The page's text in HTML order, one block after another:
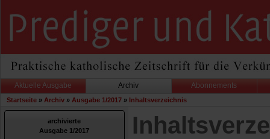
Aktuelle Ausgabe Archiv Abonnements
Startseite » Archiv » Ausgabe 1/2017 » Inhaltsverzeichnis
archivierte
Ausgabe 1/2017